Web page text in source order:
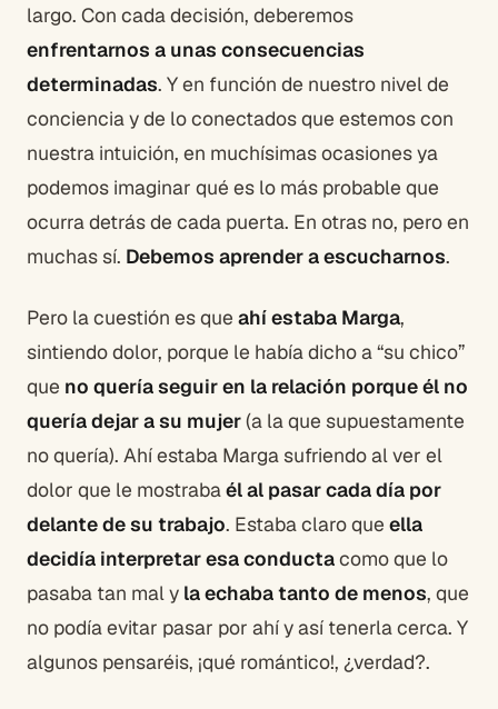
largo. Con cada decisión, deberemos
enfrentarnos a unas consecuencias
determinadas. Y en función de nuestro nivel de
conciencia y de lo conectados que estemos con
nuestra intuición, en muchísimas ocasiones ya
podemos imaginar qué es lo más probable que
ocurra detrás de cada puerta. En otras no, pero en
muchas sí. Debemos aprender a escucharnos.
Pero la cuestión es que ahí estaba Marga,
sintiendo dolor, porque le había dicho a “su chico”
que no quería seguir en la relación porque él no
quería dejar a su mujer(a la que supuestamente
no quería). Ahí estaba Marga sufriendo al ver el
dolor que le mostrabaél al pasar cada día por
delante de su trabajo. Estaba claro que ella
decidía interpretar esa conductacomo que lo
pasaba tan mal y la echaba tanto de menos, que
no podía evitar pasar por ahí y así tenerla cerca. Y
algunos pensaréis, ¡qué romántico!, ¿verdad?.